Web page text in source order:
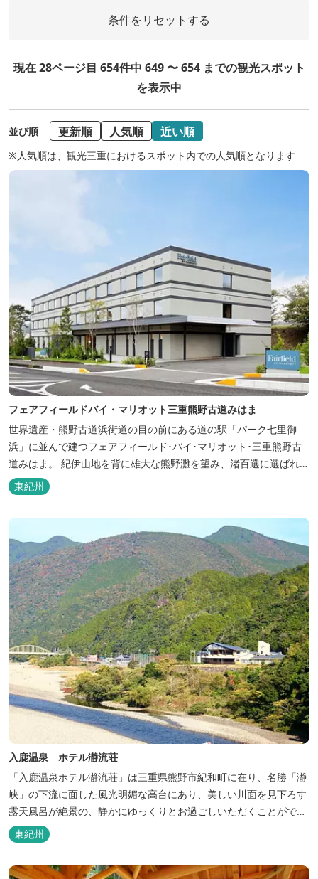
条件をリセットする
現在 28ページ目 654件中 649 〜 654 までの観光スポット
を表示中
並び順 更新順 人気順 近い順
※人気順は、観光三重におけるスポット内での人気順となります
フェアフィールドバイ・マリオット三重熊野古道みはま
世界遺産・熊野古道浜街道の目の前にある道の駅「パーク七里御
浜」に並んで建つフェアフィールド･バイ･マリオット･三重熊野古
道みはま。 紀伊山地を背に雄大な熊野灘を望み、渚百選に選ばれた
七里御浜海岸などの美しい自然が広がります。一年を通して暖かで
過ごしやすく、季節を通じて穫れる数々の品種のみかんをはじめ、
豊富な畑の幸や海の幸を堪能していただけます。 風光明媚な御浜を
巡る旅の拠点として、当...
東紀州
入鹿温泉 ホテル瀞流荘
「入鹿温泉ホテル瀞流荘」は三重県熊野市紀和町に在り、名勝「瀞
峡」の下流に面した風光明媚な高台にあり、美しい川面を見下ろす
露天風呂が絶景の、静かにゆっくりとお過ごしいただくことができ
る温泉宿泊施設です。 熊野古道をはじめ、日本一の棚田と称される
丸山千枚田、赤木城跡、熊野本宮大社（熊野三山）、玉置神社が近
くに点在し、和歌山・奈良の遺産や名所からも近いことから観光ア
東紀州